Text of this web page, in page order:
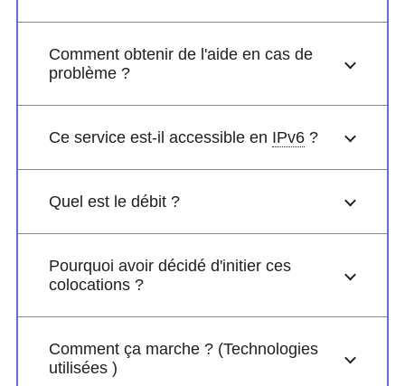
Comment obtenir de l'aide en cas de
problème ?
Ce service est-il accessible en IPv6?
Quel est le débit ?
Pourquoi avoir décidé d'initier ces
colocations ?
Comment ça marche ? (Technologies
utilisées )